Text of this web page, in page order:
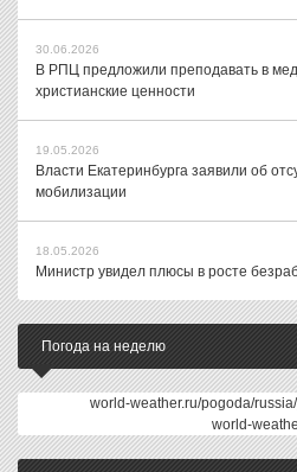
30.06.2026
В РПЦ предложили преподавать в
христианские ценности
19.05.2026
Власти Екатеринбурга заявили об
мобилизации
18.05.2026
Министр увидел плюсы в росте
Погода на неделю
world-weather.ru/pogoda/
world-